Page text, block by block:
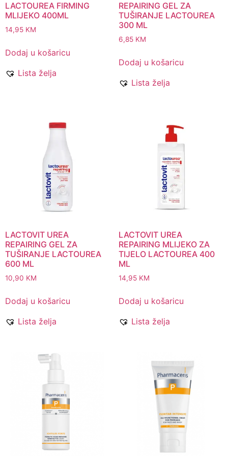
LACTOUREA FIRMING
MLIJEKO 400ML
14,95 KM
Dodaj u košaricu
Lista želja
REPAIRING GEL ZA
TUŠIRANJE LACTOUREA
300 ML
6,85 KM
Dodaj u košaricu
Lista želja
LACTOVIT UREA
REPAIRING GEL ZA
TUŠIRANJE LACTOUREA
600 ML
10,90 KM
Dodaj u košaricu
Lista želja
LACTOVIT UREA
REPAIRING MLIJEKO ZA
TIJELO LACTOUREA 400
ML
14,95 KM
Dodaj u košaricu
Lista želja